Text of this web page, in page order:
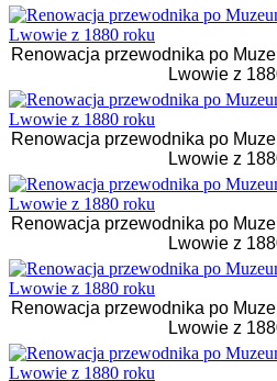
Renowacja przewodnika po
Lwowie z
Renowacja przewodnika po
Lwowie z
Renowacja przewodnika po
Lwowie z
Renowacja przewodnika po
Lwowie z